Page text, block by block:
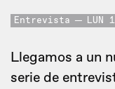
Entrevista LUN
Llegamos a un
serie de